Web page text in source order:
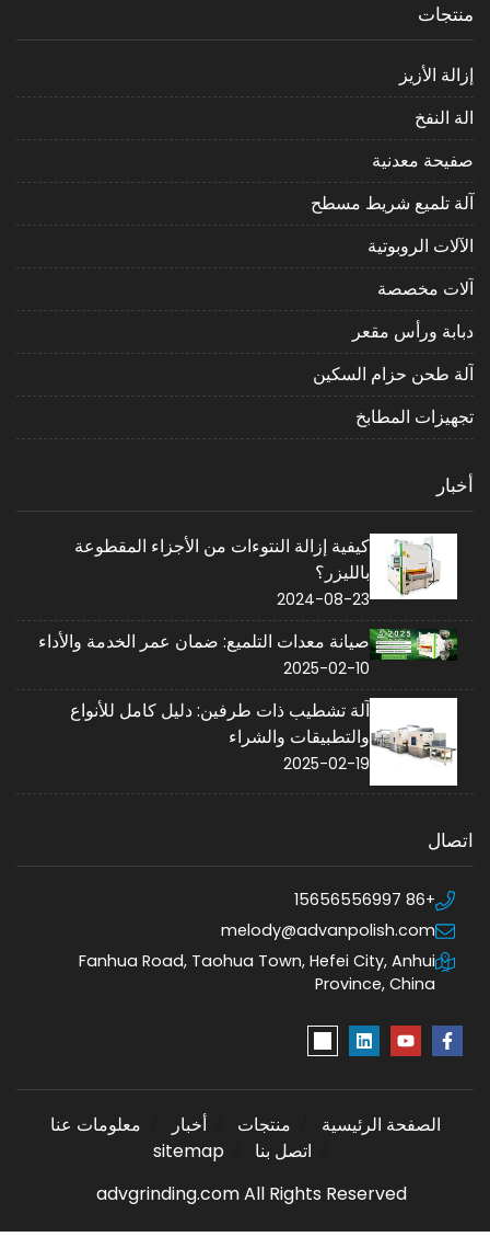
منتجات
إزالة الأزيز
الة النفخ
صفيحة معدنية
آلة تلميع شريط مسطح
الآلات الروبوتية
آلات مخصصة
دبابة ورأس مقعر
آلة طحن حزام السكين
تجهيزات المطابخ
أخبار
كيفية إزالة النتوءات من الأجزاء المقطوعة
بالليزر؟
2024-08-23
صيانة معدات التلميع: ضمان عمر الخدمة والأداء
2025-02-10
آلة تشطيب ذات طرفين: دليل كامل للأنواع
والتطبيقات والشراء
2025-02-19
اتصال
+86 15656556997
melody@advanpolish.com
Fanhua Road, Taohua Town, Hefei City, Anhui
Province, China
الصفحة الرئيسية منتجات أخبار
معلومات عنا
اتصل بنا
sitemap
advgrinding.com All Rights Reserved